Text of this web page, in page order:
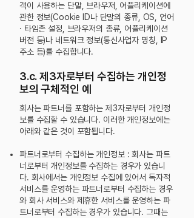
객이 사용하는 단말, 브라우저, 어플리케이션에
관한 정보(Cookie ID나 단말의 종류, OS, 언어
· 타임존 설정, 브라우저의 종류, 어플리케이션
버전 등)나 네트워크 정보(통신사업자 명칭, IP
주소 등)를 수집합니다.
3.c. 제3자로부터 수집하는 개인정
보의 구체적인 예
회사는 파트너를 포함하는 제3자로부터 개인정
보를 수집할 수 있습니다. 이러한 개인정보에는
아래와 같은 것이 포함됩니다.
파트너로부터 수집하는 개인정보 : 회사는 파트
너로부터 개인정보를 수집하는 경우가 있습니
다. 회사에서는 개인정보 수집에 있어서 독자적
서비스를 운영하는 파트너로부터 수집하는 경우
와 회사 서비스와 제휴한 서비스를 운영하는 파
트너로부터 수집하는 경우가 있습니다. 그때는